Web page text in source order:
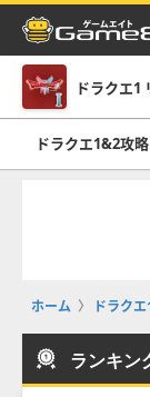
ドラクエ1
ドラクエ1&2攻略
ホーム ドラク
ランキン